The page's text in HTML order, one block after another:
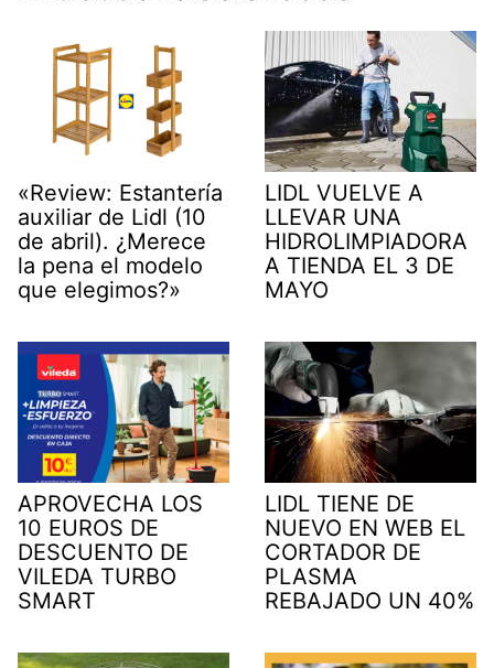
«Review: Estantería
auxiliar de Lidl (10
de abril). ¿Merece
la pena el modelo
que elegimos?»
LIDL VUELVE A
LLEVAR UNA
HIDROLIMPIADORA
A TIENDA EL 3 DE
MAYO
APROVECHA LOS
10 EUROS DE
DESCUENTO DE
VILEDA TURBO
SMART
LIDL TIENE DE
NUEVO EN WEB EL
CORTADOR DE
PLASMA
REBAJADO UN 40%